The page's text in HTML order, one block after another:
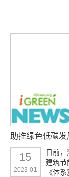
助推绿色低碳
15
2023-01
日前
建筑
《体